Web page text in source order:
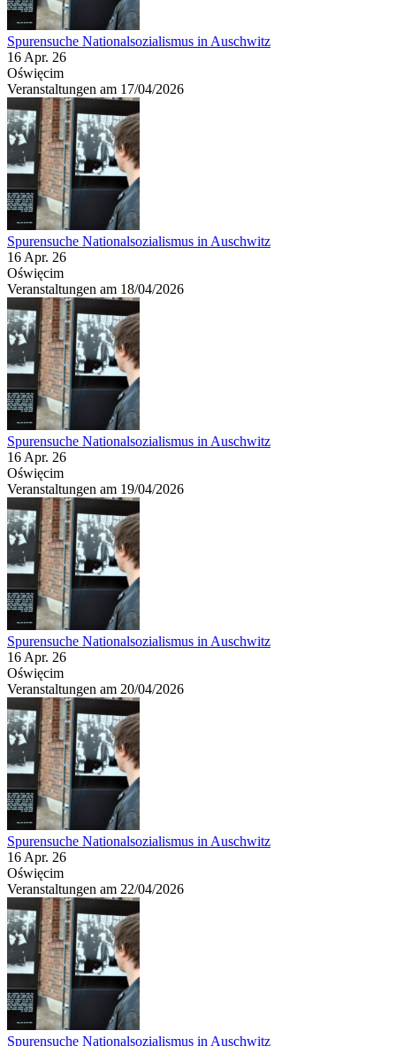
Spurensuche Nationalsozialismus in Auschwitz
16 Apr. 26
Oświęcim
Veranstaltungen am 17/04/2026
Spurensuche Nationalsozialismus in Auschwitz
16 Apr. 26
Oświęcim
Veranstaltungen am 18/04/2026
Spurensuche Nationalsozialismus in Auschwitz
16 Apr. 26
Oświęcim
Veranstaltungen am 19/04/2026
Spurensuche Nationalsozialismus in Auschwitz
16 Apr. 26
Oświęcim
Veranstaltungen am 20/04/2026
Spurensuche Nationalsozialismus in Auschwitz
16 Apr. 26
Oświęcim
Veranstaltungen am 22/04/2026
Spurensuche Nationalsozialismus in Auschwitz